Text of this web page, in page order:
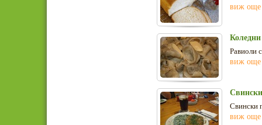
виж още
Равиоли
виж още
Свински
виж още